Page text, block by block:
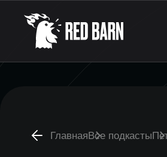
ГлавнаяВсе подкасты